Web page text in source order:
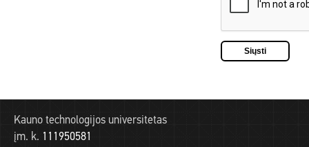
Kauno technologijos universitetas
įm. k. 111950581